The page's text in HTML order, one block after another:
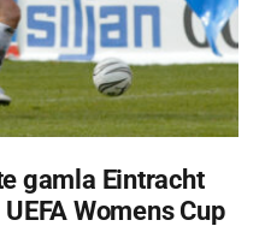
gamla Eintracht
Womens Cup